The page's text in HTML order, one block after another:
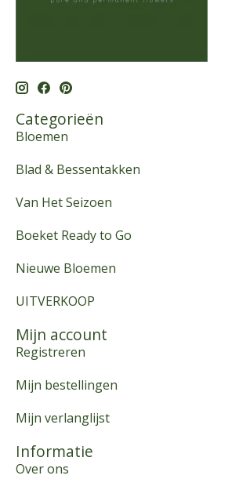
Categorieën
Bloemen
Blad & Bessentakken
Van Het Seizoen
Boeket Ready to Go
Nieuwe Bloemen
UITVERKOOP
Mijn account
Registreren
Mijn bestellingen
Mijn verlanglijst
Informatie
Over ons